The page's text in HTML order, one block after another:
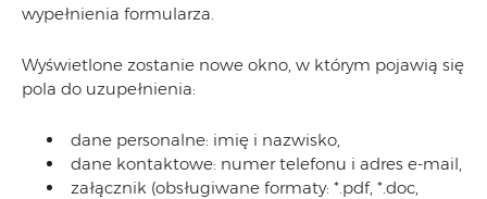
wypełnienia formularza.
Wyświetlone zostanie nowe okno, w którym pojawią się
pola do uzupełnienia:
dane personalne: imię i nazwisko,
dane kontaktowe: numer telefonu i adres e-mail,
załącznik (obsługiwane formaty: *.pdf, *.doc,